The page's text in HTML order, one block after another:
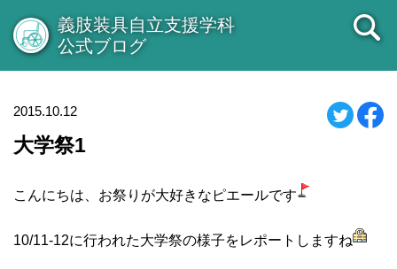
義肢装具自立支援学科
公式ブログ
2015.10.12
大学祭1
こんにちは、お祭りが大好きなピエールです
10/11-12に行われた大学祭の様子をレポートしますね